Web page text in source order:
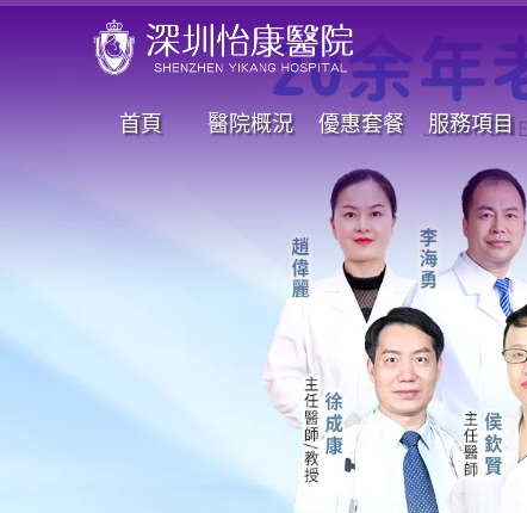
首頁 醫院概況 優惠套餐 服務項目